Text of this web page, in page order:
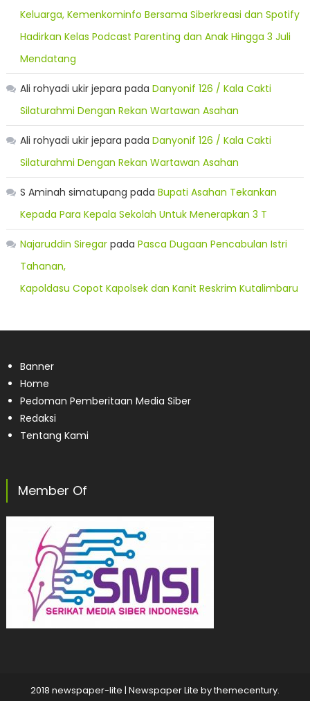
Keluarga, Kemenkominfo Bersama Siberkreasi dan Spotify
Hadirkan Kelas Podcast Parenting dan Anak Hingga 3 Juli
Mendatang
Ali rohyadi ukir jepara pada Danyonif 126 / Kala Cakti
Silaturahmi Dengan Rekan Wartawan Asahan
Ali rohyadi ukir jepara pada Danyonif 126 / Kala Cakti
Silaturahmi Dengan Rekan Wartawan Asahan
S Aminah simatupang pada Bupati Asahan Tekankan
Kepada Para Kepala Sekolah Untuk Menerapkan 3 T
Najaruddin Siregarpada Pasca Dugaan Pencabulan Istri
Tahanan,
Kapoldasu Copot Kapolsek dan Kanit Reskrim Kutalimbaru
Banner
Home
Pedoman Pemberitaan Media Siber
Redaksi
Tentang Kami
Member Of
2018 newspaper-lite | Newspaper Lite bythemecentury.